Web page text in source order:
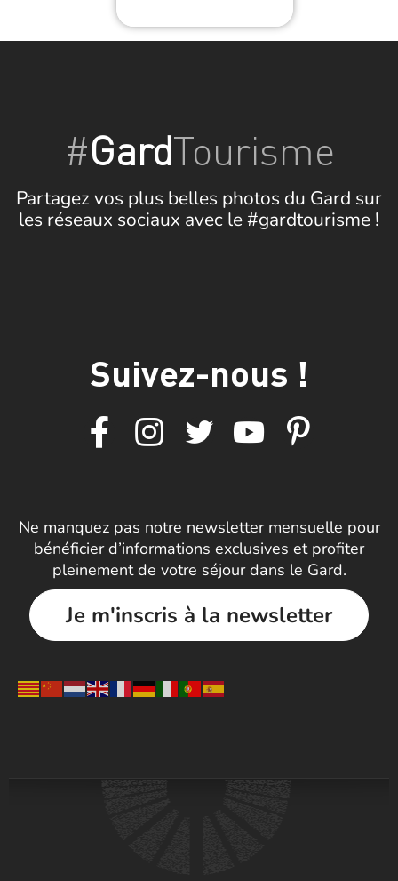
#GardTourisme
Partagez vos plus belles photos du Gard sur
les réseaux sociaux avec le #gardtourisme !
Suivez-nous !
Ne manquez pas notre newsletter mensuelle pour
bénéficier d’informations exclusives et profiter
pleinement de votre séjour dans le Gard.
Je m'inscris à la newsletter